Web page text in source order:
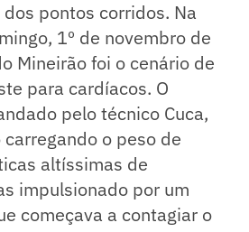
pontos corridos. Na
1º de novembro de
Mineirão foi o cenário de
para cardíacos. O
pelo técnico Cuca,
o peso de
altíssimas de
impulsionado por um
começava a contagiar o